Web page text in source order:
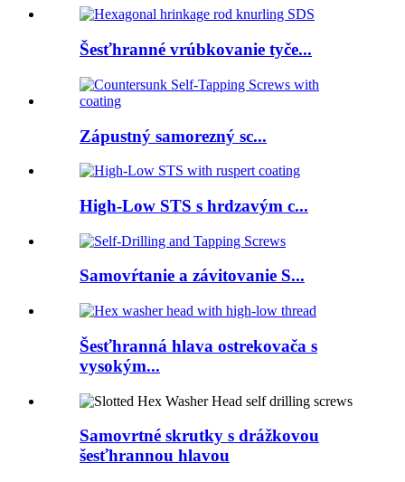
Šesťhranné vrúbkovanie tyče...
Zápustný samorezný sc...
High-Low STS s hrdzavým c...
Samovŕtanie a závitovanie S...
Šesťhranná hlava ostrekovača s
vysokým...
Samovrtné skrutky s drážkovou
šesťhrannou hlavou